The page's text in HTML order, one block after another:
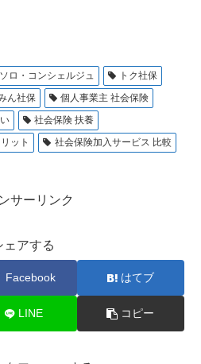
ソロ・コンシェルジュ
トク社保
ん社保
個人事業主 社会保険
社会保険 扶養
ット
社会保険加入サービス 比較
サーリンク
ェアする
Facebook はてブ
LINE コピー